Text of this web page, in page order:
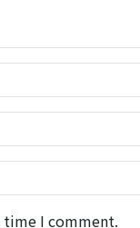
time I comment.